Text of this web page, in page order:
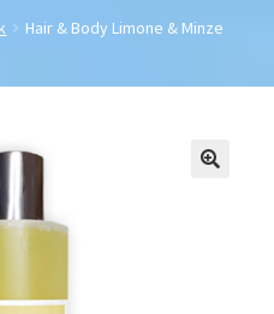
Hair & Body Limone & Minze